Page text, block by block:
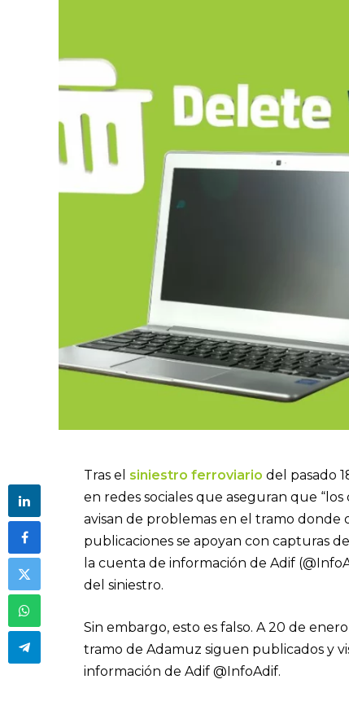
Tras el siniestro ferroviario del pasado
en redes sociales que aseguran que
avisan de problemas en el tramo donde
publicaciones se apoyan con capturas
la cuenta de información de Adif
del siniestro.
Sin embargo, esto es falso. A 20 de
tramo de Adamuz siguen publicados y
información de Adif @InfoAdif.